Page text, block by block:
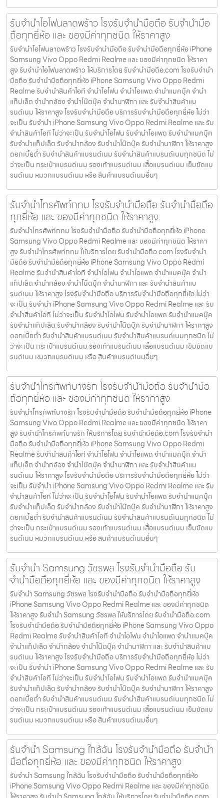
รับจำนำไอโฟนลาดพร้าว โรงรับจำนำมือถือ รับจำนำมือ
ถือทุกยี่ห้อ และ ของมีค่าทุกชนิด ให้ราคาสูง
รับจำนำไอโฟนลาดพร้าว โรงรับจำนำมือถือ รับจำนำมือถือทุกยี่ห้อ iPhone
Samsung Vivo Oppo Redmi Realme และ ของมีค่าทุกชนิด ให้ราคา
สูง รับจำนำไอโฟนลาดพร้าว ให้บริการโดย รับจํานํามือถือ.com โรงรับจำนำ
มือถือ รับจำนำมือถือทุกยี่ห้อ iPhone Samsung Vivo Oppo Redmi
Realme รับจำนำสินค้าไอที จำนำไอโฟน จำนำไอแพด จำนำแมคบุ๊ค จำนำ
แท็ปเล็ต จำนำกล้อง จำนำโน๊ตบุ๊ค จำนำนาฬิกา และ รับจำนำสินค้าแบ
รนด์เนม ให้ราคาสูง โรงรับจำนำมือถือ บริการรับจำนำมือถือทุกยี่ห้อ ไม่ว่า
จะเป็น รับจำนำ iPhone Samsung Vivo Oppo Redmi Realme และ รับ
จำนำสินค้าไอที ไม่ว่าจะเป็น รับจำนำไอโฟน รับจำนำไอแพด รับจำนำแมคบุ๊ค
รับจำนำแท็ปเล็ต รับจำนำกล้อง รับจำนำโน๊ตบุ๊ค รับจำนำนาฬิกา ให้ราคาสูง
ดอกเบี้ยต่ำ รับจำนำสินค้าแบรนด์เนม รับจำนำสินค้าแบรนด์เนมทุกชนิด ไม่
ว่าจะเป็น กระเป๋าแบรนด์เนม รองเท้าแบรนด์เนม เสื้อแบรนด์เนม เข็มขัดแบ
รนด์เนม หมวกแบรนด์เนม หรือ สินค้าแบรนด์เนมอื่นๆ
รับจำนำโทรศัพท์กทม โรงรับจำนำมือถือ รับจำนำมือถือ
ทุกยี่ห้อ และ ของมีค่าทุกชนิด ให้ราคาสูง
รับจำนำโทรศัพท์กทม โรงรับจำนำมือถือ รับจำนำมือถือทุกยี่ห้อ iPhone
Samsung Vivo Oppo Redmi Realme และ ของมีค่าทุกชนิด ให้ราคา
สูง รับจำนำโทรศัพท์กทม ให้บริการโดย รับจํานํามือถือ.com โรงรับจำนำ
มือถือ รับจำนำมือถือทุกยี่ห้อ iPhone Samsung Vivo Oppo Redmi
Realme รับจำนำสินค้าไอที จำนำไอโฟน จำนำไอแพด จำนำแมคบุ๊ค จำนำ
แท็ปเล็ต จำนำกล้อง จำนำโน๊ตบุ๊ค จำนำนาฬิกา และ รับจำนำสินค้าแบ
รนด์เนม ให้ราคาสูง โรงรับจำนำมือถือ บริการรับจำนำมือถือทุกยี่ห้อ ไม่ว่า
จะเป็น รับจำนำ iPhone Samsung Vivo Oppo Redmi Realme และ รับ
จำนำสินค้าไอที ไม่ว่าจะเป็น รับจำนำไอโฟน รับจำนำไอแพด รับจำนำแมคบุ๊ค
รับจำนำแท็ปเล็ต รับจำนำกล้อง รับจำนำโน๊ตบุ๊ค รับจำนำนาฬิกา ให้ราคาสูง
ดอกเบี้ยต่ำ รับจำนำสินค้าแบรนด์เนม รับจำนำสินค้าแบรนด์เนมทุกชนิด ไม่
ว่าจะเป็น กระเป๋าแบรนด์เนม รองเท้าแบรนด์เนม เสื้อแบรนด์เนม เข็มขัดแบ
รนด์เนม หมวกแบรนด์เนม หรือ สินค้าแบรนด์เนมอื่นๆ
รับจำนำโทรศัพท์บางรัก โรงรับจำนำมือถือ รับจำนำมือ
ถือทุกยี่ห้อ และ ของมีค่าทุกชนิด ให้ราคาสูง
รับจำนำโทรศัพท์บางรัก โรงรับจำนำมือถือ รับจำนำมือถือทุกยี่ห้อ iPhone
Samsung Vivo Oppo Redmi Realme และ ของมีค่าทุกชนิด ให้ราคา
สูง รับจำนำโทรศัพท์บางรัก ให้บริการโดย รับจํานํามือถือ.com โรงรับจำนำ
มือถือ รับจำนำมือถือทุกยี่ห้อ iPhone Samsung Vivo Oppo Redmi
Realme รับจำนำสินค้าไอที จำนำไอโฟน จำนำไอแพด จำนำแมคบุ๊ค จำนำ
แท็ปเล็ต จำนำกล้อง จำนำโน๊ตบุ๊ค จำนำนาฬิกา และ รับจำนำสินค้าแบ
รนด์เนม ให้ราคาสูง โรงรับจำนำมือถือ บริการรับจำนำมือถือทุกยี่ห้อ ไม่ว่า
จะเป็น รับจำนำ iPhone Samsung Vivo Oppo Redmi Realme และ รับ
จำนำสินค้าไอที ไม่ว่าจะเป็น รับจำนำไอโฟน รับจำนำไอแพด รับจำนำแมคบุ๊ค
รับจำนำแท็ปเล็ต รับจำนำกล้อง รับจำนำโน๊ตบุ๊ค รับจำนำนาฬิกา ให้ราคาสูง
ดอกเบี้ยต่ำ รับจำนำสินค้าแบรนด์เนม รับจำนำสินค้าแบรนด์เนมทุกชนิด ไม่
ว่าจะเป็น กระเป๋าแบรนด์เนม รองเท้าแบรนด์เนม เสื้อแบรนด์เนม เข็มขัดแบ
รนด์เนม หมวกแบรนด์เนม หรือ สินค้าแบรนด์เนมอื่นๆ
รับจำนำ Samsung วัชรพล โรงรับจำนำมือถือ รับ
จำนำมือถือทุกยี่ห้อ และ ของมีค่าทุกชนิด ให้ราคาสูง
รับจำนำ Samsung วัชรพล โรงรับจำนำมือถือ รับจำนำมือถือทุกยี่ห้อ
iPhone Samsung Vivo Oppo Redmi Realme และ ของมีค่าทุกชนิด
ให้ราคาสูง รับจำนำ Samsung วัชรพล ให้บริการโดย รับจํานํามือถือ.com
โรงรับจำนำมือถือ รับจำนำมือถือทุกยี่ห้อ iPhone Samsung Vivo Oppo
Redmi Realme รับจำนำสินค้าไอที จำนำไอโฟน จำนำไอแพด จำนำแมคบุ๊ค
จำนำแท็ปเล็ต จำนำกล้อง จำนำโน๊ตบุ๊ค จำนำนาฬิกา และ รับจำนำสินค้าแบ
รนด์เนม ให้ราคาสูง โรงรับจำนำมือถือ บริการรับจำนำมือถือทุกยี่ห้อ ไม่ว่า
จะเป็น รับจำนำ iPhone Samsung Vivo Oppo Redmi Realme และ รับ
จำนำสินค้าไอที ไม่ว่าจะเป็น รับจำนำไอโฟน รับจำนำไอแพด รับจำนำแมคบุ๊ค
รับจำนำแท็ปเล็ต รับจำนำกล้อง รับจำนำโน๊ตบุ๊ค รับจำนำนาฬิกา ให้ราคาสูง
ดอกเบี้ยต่ำ รับจำนำสินค้าแบรนด์เนม รับจำนำสินค้าแบรนด์เนมทุกชนิด ไม่
ว่าจะเป็น กระเป๋าแบรนด์เนม รองเท้าแบรนด์เนม เสื้อแบรนด์เนม เข็มขัดแบ
รนด์เนม หมวกแบรนด์เนม หรือ สินค้าแบรนด์เนมอื่นๆ
รับจำนำ Samsung ใกล้ฉัน โรงรับจำนำมือถือ รับจำนำ
มือถือทุกยี่ห้อ และ ของมีค่าทุกชนิด ให้ราคาสูง
รับจำนำ Samsung ใกล้ฉัน โรงรับจำนำมือถือ รับจำนำมือถือทุกยี่ห้อ
iPhone Samsung Vivo Oppo Redmi Realme และ ของมีค่าทุกชนิด